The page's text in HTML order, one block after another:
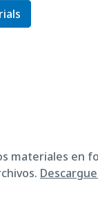
materiales en